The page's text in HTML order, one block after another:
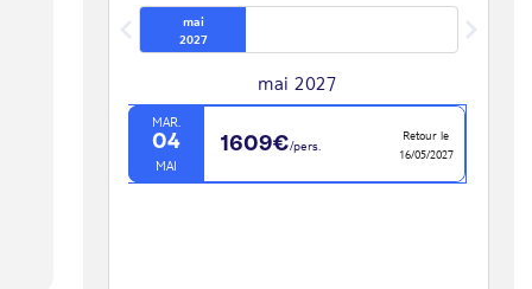
mai
2027
mai 2027
MAR.
04
MAI
1609€/pers.
Retour le
16/05/2027